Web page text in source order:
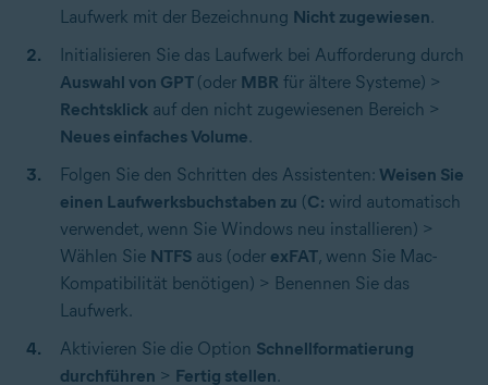
Laufwerk mit der Bezeichnung Nicht zugewiesen.
Initialisieren Sie das Laufwerk bei Aufforderung durch
Auswahl von GPT (oder MBR für ältere Systeme) >
Rechtsklick auf den nicht zugewiesenen Bereich >
Neues einfaches Volume.
Folgen Sie den Schritten des Assistenten: Weisen Sie
einen Laufwerksbuchstaben zu (C: wird automatisch
verwendet, wenn Sie Windows neu installieren) >
Wählen Sie NTFS aus (oder exFAT, wenn Sie Mac-
Kompatibilität benötigen) > Benennen Sie das
Laufwerk.
Aktivieren Sie die Option Schnellformatierung
durchführen > Fertig stellen.